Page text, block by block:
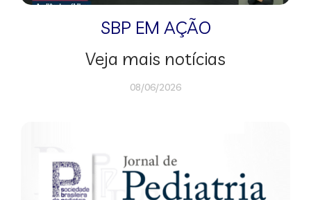
SBP EM AÇÃO
Veja mais notícias
08/06/2026